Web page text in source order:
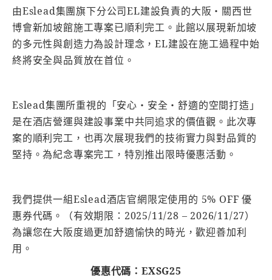
由Eslead集團旗下分公司EL建設負責的大阪・關西世
博會新加坡館施工專案已順利完工。此館以展現新加坡
的多元性與創造力為設計理念，EL建設在施工過程中始
終將安全與品質放在首位。
Eslead集團所重視的「安心・安全・舒適的空間打造」
是在酒店營運與建設事業中共同追求的價值觀。此次專
案的順利完工，也再次展現我們的技術實力與對品質的
堅持。為紀念專案完工，特別推出限時優惠活動。
我們提供一組Eslead酒店官網限定使用的 5% OFF 優
惠券代碼。（有效期限：2025/11/28 – 2026/11/27）
為讓您在大阪度過更加舒適愉快的時光，歡迎善加利
用。
優惠代碼：EXSG25